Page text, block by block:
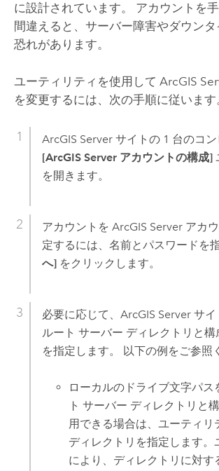
に設計されています。 アカウントを
間違えると、サーバー障害やダウン
恐れがあります。
ユーティリティを使用して ArcGIS
を変更するには、次の手順に従います
ArcGIS Serverサイトの 1 台のコン
[ArcGIS Server アカウントの構成]
を開きます。
アカウントを ArcGIS Serverアカ
定するには、名前とパスワードを
へ]をクリックします。
必要に応じて、 ArcGIS Serverサイ
ルート サーバー ディレクトリと
を指定します。 以下の例をご参照
ローカルのドライブ文字パス
ト サーバー ディレクトリと
用できる場合は、ユーティリ
ディレクトリを指定します。
により、ディレクトリに対す